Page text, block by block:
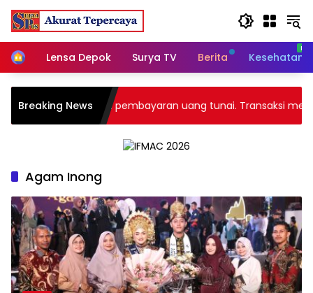
Skip
content
HomeLensa Depok Surya TV Berita Kesehatan
Breaking News
tidak menerima pembayaran uang tunai. Transaksi
Agam Inong